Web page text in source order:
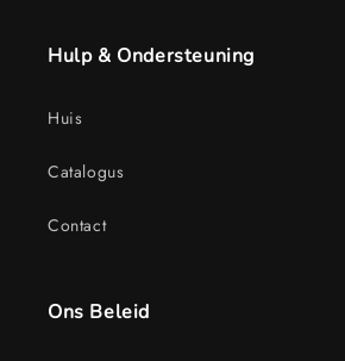
Hulp & Ondersteuning
Huis
Catalogus
Contact
Ons Beleid